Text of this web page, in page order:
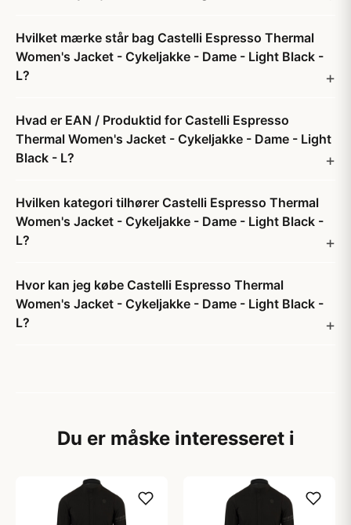
Hvilket mærke står bag Castelli Espresso Thermal
Women's Jacket - Cykeljakke - Dame - Light Black -
L?
Hvad er EAN / Produktid for Castelli Espresso
Thermal Women's Jacket - Cykeljakke - Dame - Light
Black - L?
Hvilken kategori tilhører Castelli Espresso Thermal
Women's Jacket - Cykeljakke - Dame - Light Black -
L?
Hvor kan jeg købe Castelli Espresso Thermal
Women's Jacket - Cykeljakke - Dame - Light Black -
L?
Du er måske interesseret i